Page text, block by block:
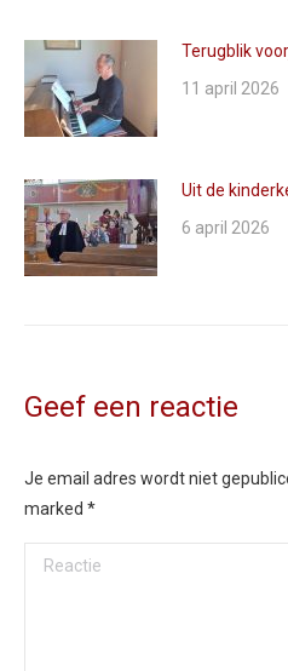
Terugblik
11 april 2026
Uit de
6 april 2026
Geef een reactie
Je email adres wordt niet
marked *
Reactie